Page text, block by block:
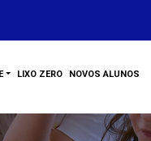
LIXO ZERO NOVOS ALUNOS